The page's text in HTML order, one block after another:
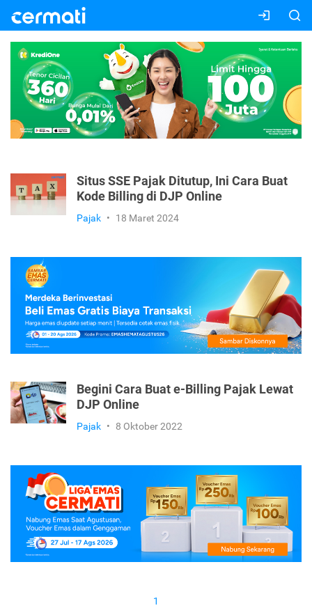
Situs SSE Pajak Ditutup, Ini Cara Buat
Kode Billing di DJP Online
Pajak • 18 Maret 2024
Begini Cara Buat e-Billing Pajak Lewat
DJP Online
Pajak • 8 Oktober 2022
1